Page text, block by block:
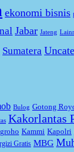
ekonomi bisnis
Jabar Jateng
Sumatera
Bulog Gotong
Kakorlantas
Kammi Kapolri
Gratis MBG